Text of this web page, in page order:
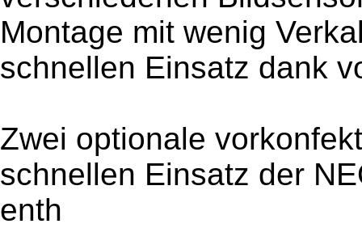
Montage mit wenig
schnellen Einsatz dank
Zwei optionale
schnellen Einsatz der
enth